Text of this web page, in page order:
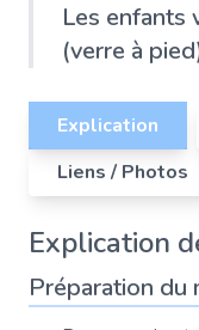
Les enfants
(verre à
Explication
Liens / Photos
Explication
Préparation du